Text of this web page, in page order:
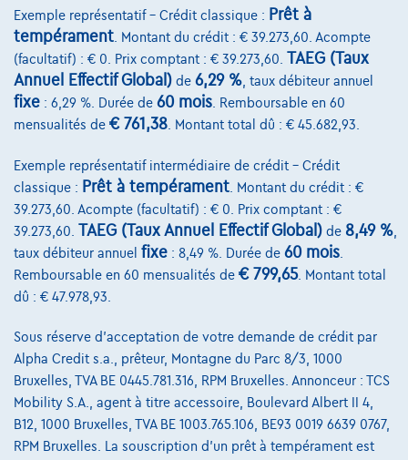
Comparer
Voir le véhicule
Opel Astra Sports Tourer1.2 turbo gs 130
04/2025
33.935 km Essence Manuelle 96 kW ( 130 CV )
Exemple représentatif – Crédit classique : Prêt à
tempérament . Montant du crédit : € 39.273,60. Acompte
(facultatif) : € 0. Prix comptant : € 39.273,60. TAEG (Taux
Annuel Effectif Global) de 6,29 % , taux débiteur annuel
fixe : 6,29 %. Durée de 60 mois . Remboursable en 60
mensualités de € 761,38 . Montant total dû : € 45.682,93.
Exemple représentatif intermédiaire de crédit – Crédit
classique : Prêt à tempérament . Montant du crédit : €
39.273,60. Acompte (facultatif) : € 0. Prix comptant : €
39.273,60. TAEG (Taux Annuel Effectif Global) de 8,49 %
taux débiteur annuel fixe : 8,49 %. Durée de 60 mois
Remboursable en 60 mensualités de € 799,65. Montant total
dû : € 47.978,93.
Sous réserve d'acceptation de votre demande de crédit par
Alpha Credit s.a., prêteur, Montagne du Parc 8/3, 1000
Bruxelles, TVA BE 0445.781.316, RPM Bruxelles. Annonceur : TCS
Mobility S.A., agent à titre accessoire, Boulevard Albert II 4,
B12, 1000 Bruxelles, TVA BE 1003.765.106, BE93 0019 6639 0767,
RPM Bruxelles. La souscription d'un prêt à tempérament est